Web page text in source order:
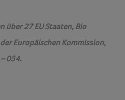
über 27 EU Staaten, Bio
Europäischen Kommission,
054.